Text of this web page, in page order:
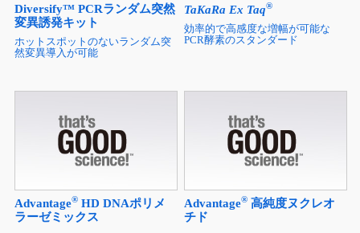
Diversify™ PCRランダム突然
変異誘発キット
ホットスポットのないランダム突
然変異導入が可能
TaKaRa Ex Taq®
効率的で高感度な増幅が可能な
PCR酵素のスタンダード
Advantage®HD DNAポリメ
ラーゼミックス
Advantage® 高純度ヌクレオ
チド